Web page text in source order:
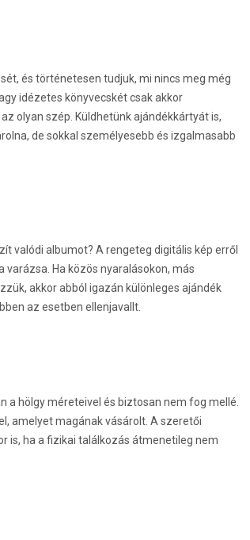
és történetesen tudjuk, mi nincs meg még
idézetes könyvecskét csak akkor
olyan szép. Küldhetünk ajándékkártyát is,
de sokkal személyesebb és izgalmasabb
valódi albumot? A rengeteg digitális kép erről
Ha közös nyaralásokon, más
akkor abból igazán különleges ajándék
az esetben ellenjavallt.
a hölgy méreteivel és biztosan nem fog mellé.
amelyet magának vásárolt. A szeretői
is, ha a fizikai találkozás átmenetileg nem